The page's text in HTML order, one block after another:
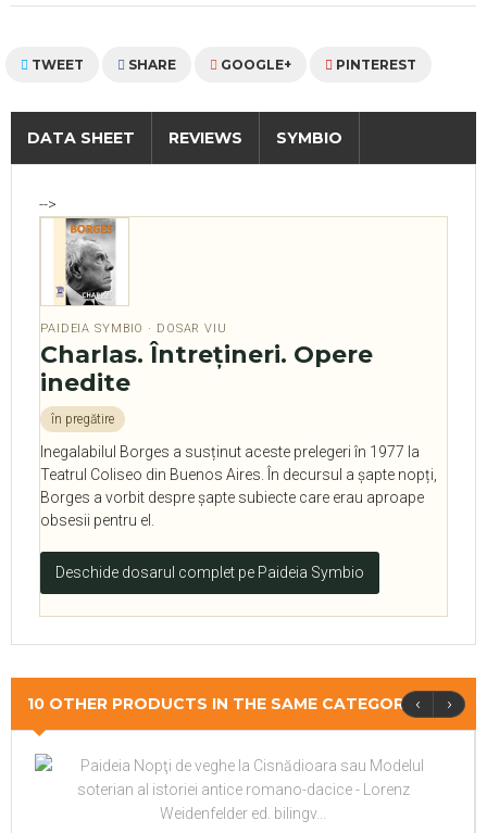
TWEET SHARE GOOGLE+ PINTEREST
DATA SHEET REVIEWS SYMBIO
-->
PAIDEIA SYMBIO · DOSAR VIU
Charlas. Întrețineri. Opere
inedite
în pregătire
Inegalabilul Borges a susținut aceste prelegeri în 1977 la
Teatrul Coliseo din Buenos Aires. În decursul a șapte nopți,
Borges a vorbit despre șapte subiecte care erau aproape
obsesii pentru el.
Deschide dosarul complet pe Paideia Symbio
10 OTHER PRODUCTS IN THE SAME CATEGORY ‹ ›